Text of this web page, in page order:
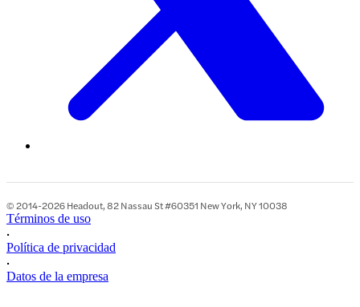
© 2014-2026 Headout, 82 Nassau St #60351 New York, NY 10038
Términos de uso
•
Política de privacidad
•
Datos de la empresa